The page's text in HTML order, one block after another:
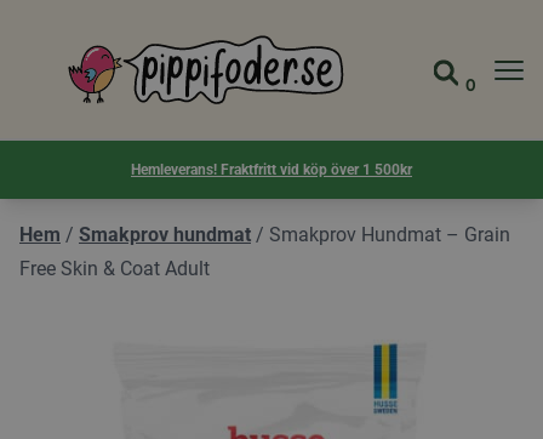
Pippifoder logotyp Gå till
Visa
0
Hemleverans! Fraktfritt vid köp över 1 500kr
Hem / Smakprov hundmat / Smakprov Hundmat – Grain
Free Skin & Coat Adult